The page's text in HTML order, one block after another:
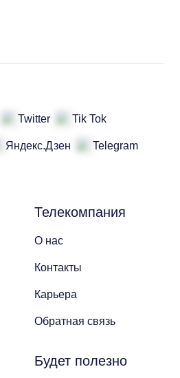
Телекомпания
О нас
Контакты
Карьера
Обратная связь
Будет полезно
Twitter Tik Tok
Яндекс.Дзен Telegram